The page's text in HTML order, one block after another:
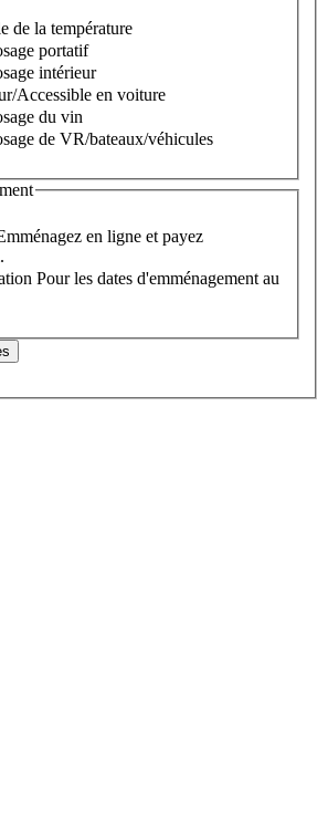
de la température
portatif
intérieur
Accessible en voiture
du vin
de VR/bateaux/véhicules
en ligne et payez
Pour les dates d'emménagement au